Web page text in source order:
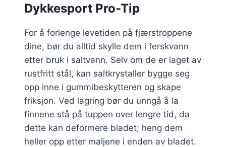
Dykkesport Pro-Tip
For å forlenge levetiden på fjærstroppene
dine, bør du alltid skylle dem i ferskvann
etter bruk i saltvann. Selv om de er laget av
rustfritt stål, kan saltkrystaller bygge seg
opp inne i gummibeskytteren og skape
friksjon. Ved lagring bør du unngå å la
finnene stå på tuppen over lengre tid, da
dette kan deformere bladet; heng dem
heller opp etter maljene i enden av bladet.